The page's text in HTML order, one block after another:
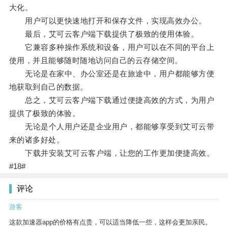
大化。
用户可以更快速地打开和保存文件，实现高效办公。
最后，艾可云客户端下载提供了极致的使用体验。
它兼容多种操作系统和设备，用户可以在不同的平台上
使用，并且能够随时随地访问自己的云存储空间。
无论是在家中、办公室还是在旅途中，用户都能够方便
地获取到自己的数据。
总之，艾可云客户端下载通过便捷高效的方式，为用户
提供了极致的体验。
无论是个人用户还是企业用户，都能够享受到艾可云带
来的诸多好处。
下载并安装艾可云客户端，让您的工作更加便捷高效。
#18#
评论
游客
这款加速器app的价格有点贵，可以适当降低一些，这样会更加亲民。